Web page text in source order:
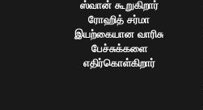
ஸ்வான் கூறுகிறார்
ரோஹித் சர்மா
இயற்கையான வாரிசு
பேச்சுக்களை
எதிர்கொள்கிறார்